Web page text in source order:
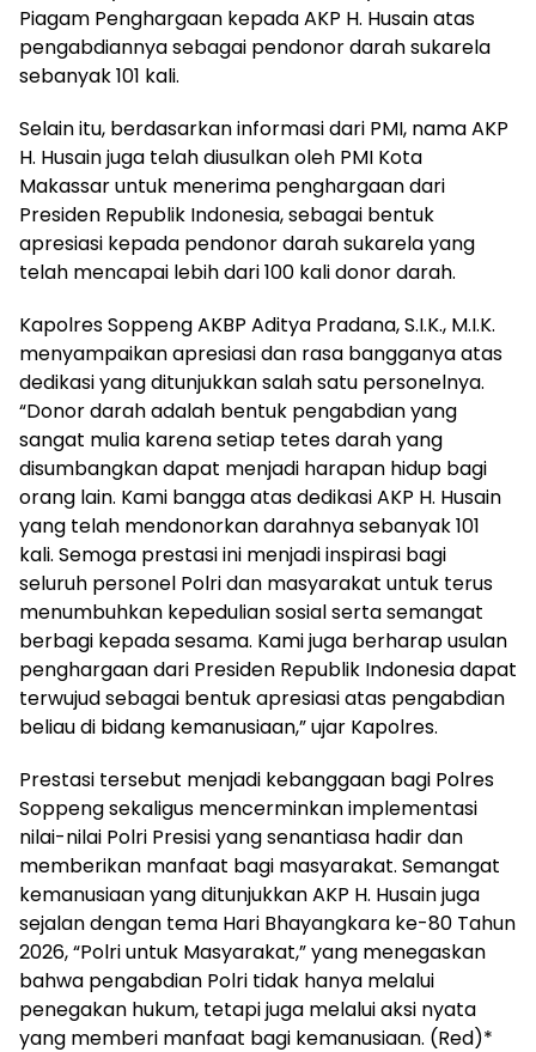
Piagam Penghargaan kepada AKP H. Husain atas
pengabdiannya sebagai pendonor darah sukarela
sebanyak 101 kali.
Selain itu, berdasarkan informasi dari PMI, nama AKP
H. Husain juga telah diusulkan oleh PMI Kota
Makassar untuk menerima penghargaan dari
Presiden Republik Indonesia, sebagai bentuk
apresiasi kepada pendonor darah sukarela yang
telah mencapai lebih dari 100 kali donor darah.
Kapolres Soppeng AKBP Aditya Pradana, S.I.K., M.I.K.
menyampaikan apresiasi dan rasa bangganya atas
dedikasi yang ditunjukkan salah satu personelnya.
“Donor darah adalah bentuk pengabdian yang
sangat mulia karena setiap tetes darah yang
disumbangkan dapat menjadi harapan hidup bagi
orang lain. Kami bangga atas dedikasi AKP H. Husain
yang telah mendonorkan darahnya sebanyak 101
kali. Semoga prestasi ini menjadi inspirasi bagi
seluruh personel Polri dan masyarakat untuk terus
menumbuhkan kepedulian sosial serta semangat
berbagi kepada sesama. Kami juga berharap usulan
penghargaan dari Presiden Republik Indonesia dapat
terwujud sebagai bentuk apresiasi atas pengabdian
beliau di bidang kemanusiaan,” ujar Kapolres.
Prestasi tersebut menjadi kebanggaan bagi Polres
Soppeng sekaligus mencerminkan implementasi
nilai-nilai Polri Presisi yang senantiasa hadir dan
memberikan manfaat bagi masyarakat. Semangat
kemanusiaan yang ditunjukkan AKP H. Husain juga
sejalan dengan tema Hari Bhayangkara ke-80 Tahun
2026, “Polri untuk Masyarakat,” yang menegaskan
bahwa pengabdian Polri tidak hanya melalui
penegakan hukum, tetapi juga melalui aksi nyata
yang memberi manfaat bagi kemanusiaan. (Red)*